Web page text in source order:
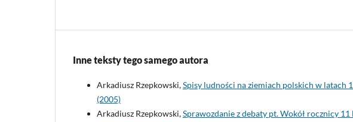
Inne teksty tego samego autora
Arkadiusz Rzepkowski,Spisy ludności na ziemiach polskich w latach
(2005)
Arkadiusz Rzepkowski,Sprawozdanie z debaty pt. Wokół rocznicy